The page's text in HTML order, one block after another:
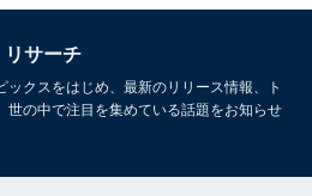
エティー番組、情報番組などを制作。
・ライターに転身。芸能情報に精通
でテレビや芸能人に関するコラムなど
「ゆるま」を立ち上げる。
...続きを読む
リサーチ
クスをはじめ、最新のリリース情報、ト
世の中で注目を集めている話題をお知らせ